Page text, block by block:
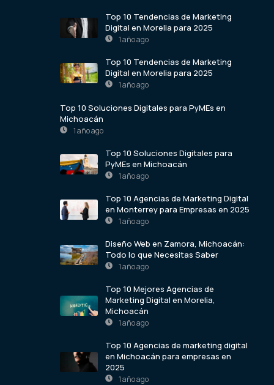
Top 10 Tendencias de Marketing
Digital en Morelia para 2025
1 año ago
Top 10 Tendencias de Marketing
Digital en Morelia para 2025
1 año ago
Top 10 Soluciones Digitales para PyMEs en
Michoacán
1 año ago
Top 10 Soluciones Digitales para
PyMEs en Michoacán
1 año ago
Top 10 Agencias de Marketing Digital
en Monterrey para Empresas en 2025
1 año ago
Diseño Web en Zamora, Michoacán:
Todo lo que Necesitas Saber
1 año ago
Top 10 Mejores Agencias de
Marketing Digital en Morelia,
Michoacán
1 año ago
Top 10 Agencias de marketing digital
en Michoacán para empresas en
2025
1 año ago